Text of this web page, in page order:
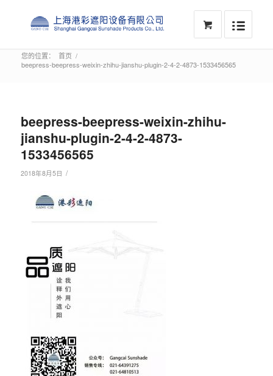
您的位置： 首页 /
beepress-beepress-weixin-zhihu-jianshu-plugin-2-4-2-4873-1533456565
beepress-beepress-weixin-zhihu-
jianshu-plugin-2-4-2-4873-
1533456565
2018年8月5日 /